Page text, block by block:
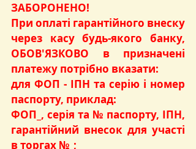
ЗАБОРОНЕНО!
При оплаті гарантійного внеску
через касу будь-якого банку,
ОБОВ'ЯЗКОВО в призначені
платежу потрібно вказати:
для ФОП - ІПН та серію і номер
паспорту, приклад:
ФОП_, серія та № паспорту, ІПН,
гарантійний внесок для участі
в торгах №_;